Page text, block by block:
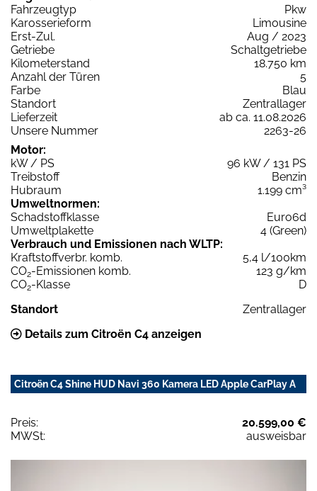
Fahrzeugtyp
Pkw
Karosserieform
Limousine
Erst-Zul.
Aug / 2023
Getriebe
Schaltgetriebe
Kilometerstand
18.750 km
Anzahl der Türen
5
Farbe
Blau
Standort
Zentrallager
Lieferzeit
ab ca. 11.08.2026
Unsere Nummer
2263-26
Motor:
kW / PS
96 kW / 131 PS
Treibstoff
Benzin
Hubraum
1.199 cm³
Umweltnormen:
Schadstoffklasse
Euro6d
Umweltplakette
4 (Green)
Verbrauch und Emissionen nach WLTP:
Kraftstoffverbr. komb.
5,4 l/100km
CO2-Emissionen komb.
123 g/km
CO2-Klasse
D
Standort
Zentrallager
Details zum Citroën C4 anzeigen
Citroën C4 Shine HUD Navi 360 Kamera LED Apple CarPlay A
Preis:
20.599,00 €
MWSt:
ausweisbar